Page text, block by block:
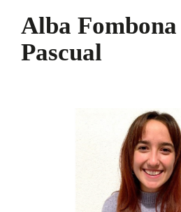
Alba Fombona
Pascual